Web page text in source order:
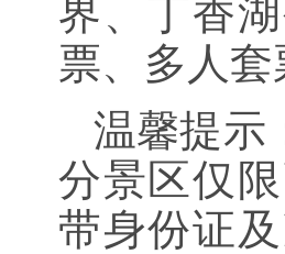
界、丁香
票、多人
温馨提示
分景区仅
带身份证